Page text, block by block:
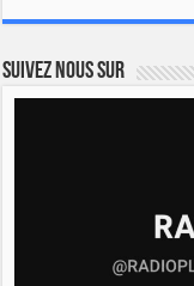
Suivez nous sur